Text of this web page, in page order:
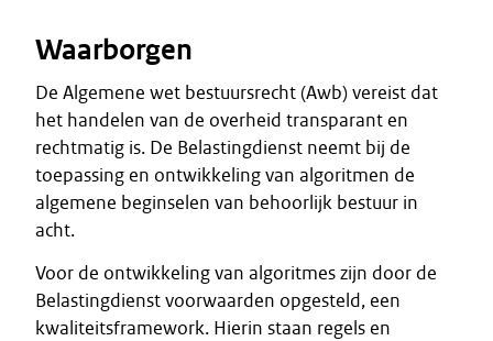
Waarborgen
De Algemene wet bestuursrecht (Awb) vereist dat
het handelen van de overheid transparant en
rechtmatig is. De Belastingdienst neemt bij de
toepassing en ontwikkeling van algoritmen de
algemene beginselen van behoorlijk bestuur in
acht.
Voor de ontwikkeling van algoritmes zijn door de
Belastingdienst voorwaarden opgesteld, een
kwaliteitsframework. Hierin staan regels en